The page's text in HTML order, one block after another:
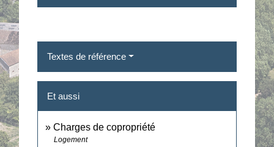
Textes de référence
Et aussi
Charges de copropriété
Logement